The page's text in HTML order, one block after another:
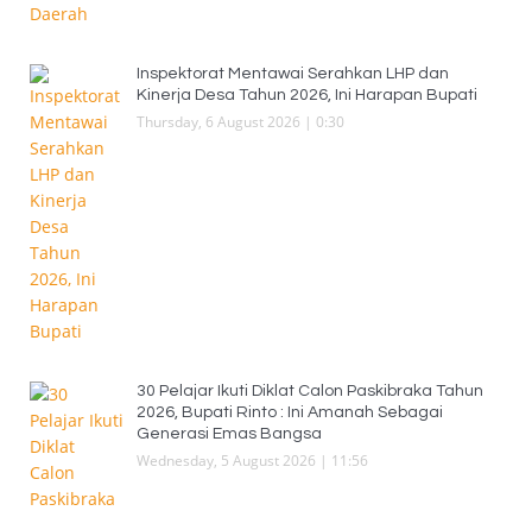
Inspektorat Mentawai Serahkan LHP dan
Kinerja Desa Tahun 2026, Ini Harapan Bupati
Thursday, 6 August 2026 | 0:30
30 Pelajar Ikuti Diklat Calon Paskibraka Tahun
2026, Bupati Rinto : Ini Amanah Sebagai
Generasi Emas Bangsa
Wednesday, 5 August 2026 | 11:56